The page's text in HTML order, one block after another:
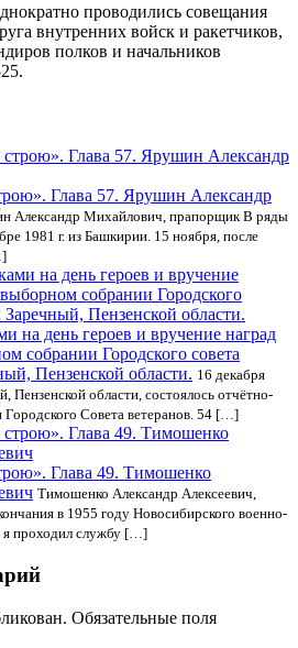
проводились совещания
внутренних войск и ракетчиков,
полков и начальников
Глава 57. Ярушин Александр
Александр Михайлович, прапорщик В ряды
1981 г. из Башкирии. 15 ноября, после
на день героев и вручение наград
собрании Городского совета
Пензенской области. 16 декабря
Пензенской области, состоялось отчётно-
Городского Совета ветеранов. 54 […]
Глава 49. Тимошенко
Тимошенко Александр Алексеевич,
в 1955 году Новосибирского военно-
я проходил службу […]
Обязательные поля